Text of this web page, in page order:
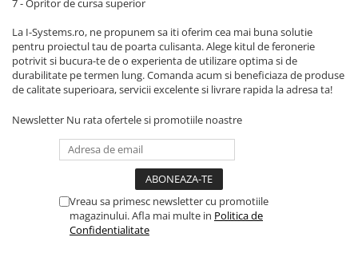
7 - Opritor de cursa superior
La I-Systems.ro, ne propunem sa iti oferim cea mai buna solutie
pentru proiectul tau de poarta culisanta. Alege kitul de feronerie
potrivit si bucura-te de o experienta de utilizare optima si de
durabilitate pe termen lung. Comanda acum si beneficiaza de produse
de calitate superioara, servicii excelente si livrare rapida la adresa ta!
Newsletter Nu rata ofertele si promotiile noastre
Vreau sa primesc newsletter cu promotiile
magazinului. Afla mai multe in Politica de
Confidentialitate